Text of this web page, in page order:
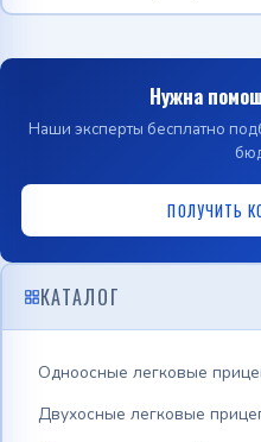
Нужна
Наши эксперты бесплатно
ПОЛУЧИТЬ
КАТАЛОГ
Одноосные легковые
Двухосные легковые